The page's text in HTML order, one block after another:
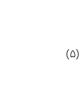
(۵)